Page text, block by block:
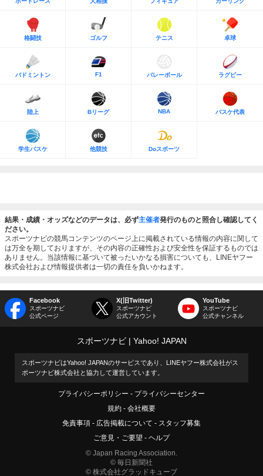
格闘技 ゴルフ テニス 卓球
バドミントン F1 バレーボール ラグビー
陸上 Bリーグ NBA バスケ代表
学生バスケ 他競技 Doスポーツ
結果・成績・オッズなどのデータは、必ず主催者発行のものと照合し確認してく
ださい。
スポーツナビの競馬コンテンツのページ上に掲載されている情報の内容に関して
は万全を期しておりますが、その内容の正確性および安全性を保証するものでは
ありません。当該情報に基づいて被ったいかなる損害についても、LINEヤフー
株式会社および情報提供者は一切の責任を負いかねます。
Facebook
スポーツナビ
公式ページ
X(旧Twitter)
スポーツナビ
公式アカウント
YouTube
スポーツナビ
公式チャンネル
スポーツナビ Yahoo! JAPAN
スポーツナビはYahoo! JAPANのサービスであり、LINEヤフー株式会社がス
ポーツナビ株式会社と協力して運営しています。
プライバシーポリシー
プライバシーセンター
規約
会社概要
免責事項
広告掲載について
スタッフ募集
ご意見・ご要望
ヘルプ
© Japan Racing Association.
© 毎日新聞社
© 株式会社グラッドキューブ